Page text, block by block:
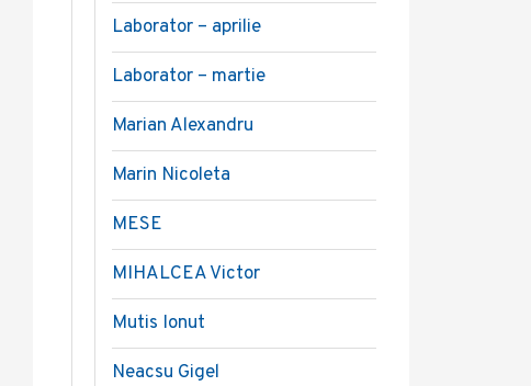
Laborator – aprilie
Laborator – martie
Marian Alexandru
Marin Nicoleta
MESE
MIHALCEA Victor
Mutis Ionut
Neacsu Gigel